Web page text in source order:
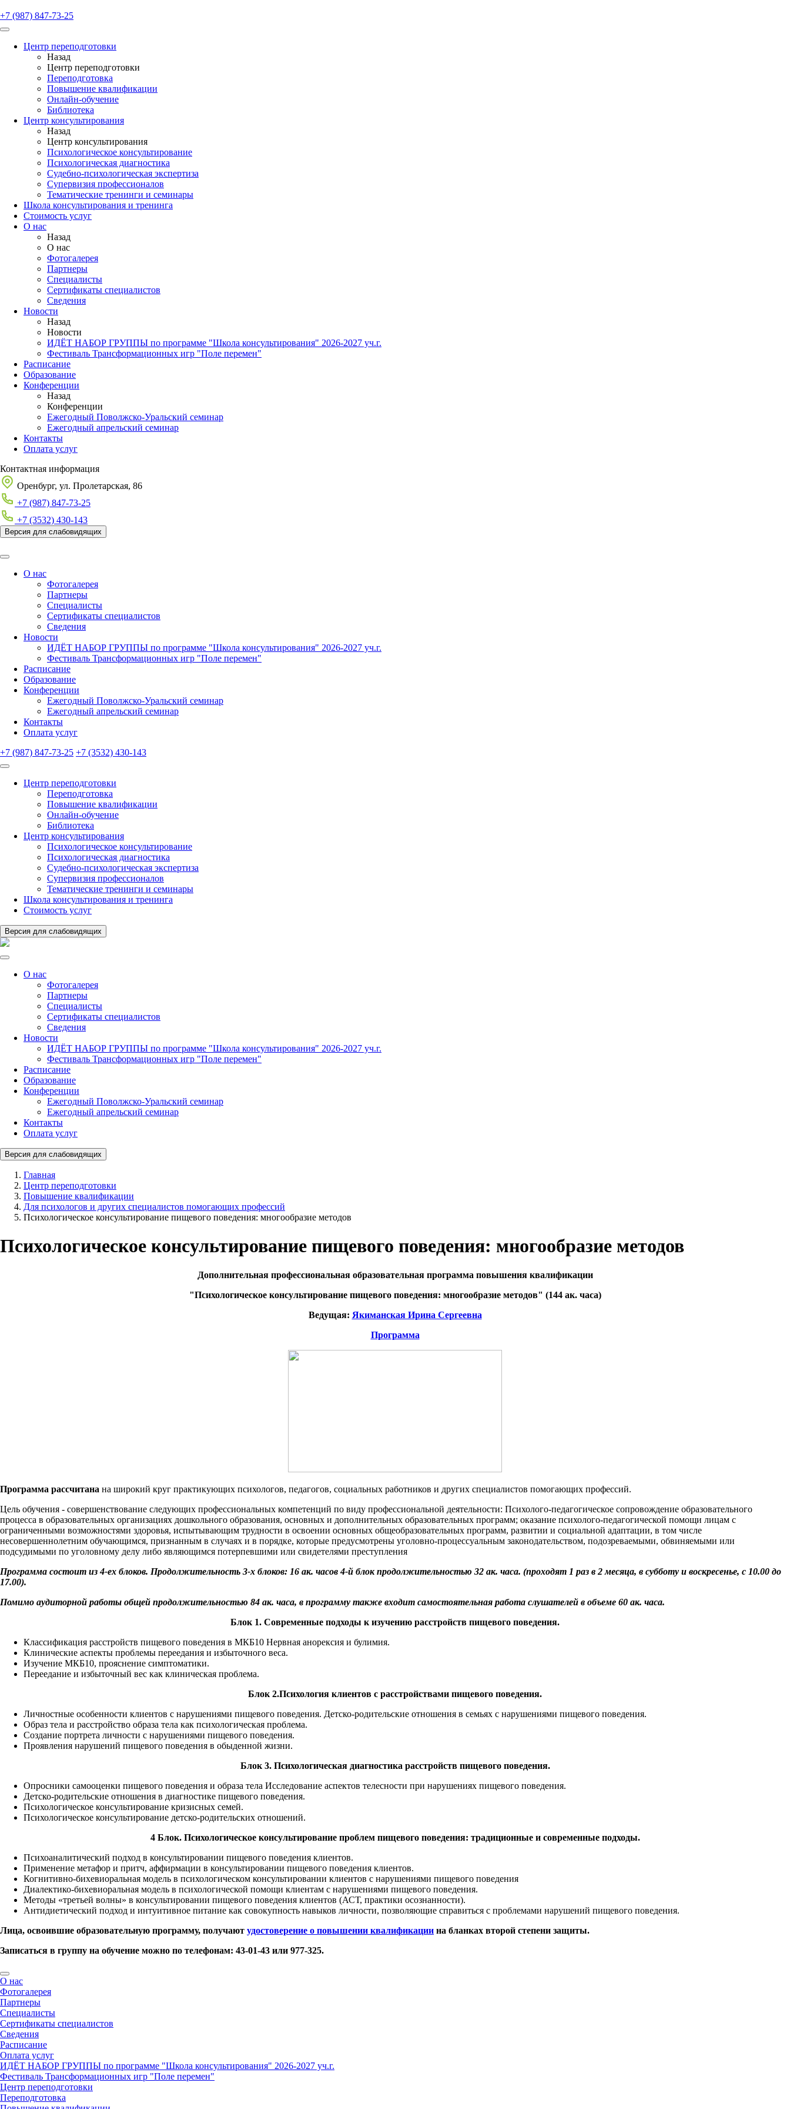
+7 (987) 847-73-25
Центр переподготовки
Назад
Центр переподготовки
Переподготовка
Повышение квалификации
Онлайн-обучение
Библиотека
Центр консультирования
Назад
Центр консультирования
Психологическое консультирование
Психологическая диагностика
Судебно-психологическая экспертиза
Супервизия профессионалов
Тематические тренинги и семинары
Школа консультирования и тренинга
Стоимость услуг
О нас
Назад
О нас
Фотогалерея
Партнеры
Специалисты
Сертификаты специалистов
Сведения
Новости
Назад
Новости
ИДЁТ НАБОР ГРУППЫ по программе "Школа консультирования" 2026-2027 уч.г.
Фестиваль Трансформационных игр "Поле перемен"
Расписание
Образование
Конференции
Назад
Конференции
Ежегодный Поволжско-Уральский семинар
Ежегодный апрельский семинар
Контакты
Оплата услуг
Контактная информация
Оренбург, ул. Пролетарская, 86
+7 (987) 847-73-25
+7 (3532) 430-143
Версия для слабовидящих
О нас
Фотогалерея
Партнеры
Специалисты
Сертификаты специалистов
Сведения
Новости
ИДЁТ НАБОР ГРУППЫ по программе "Школа консультирования" 2026-2027 уч.г.
Фестиваль Трансформационных игр "Поле перемен"
Расписание
Образование
Конференции
Ежегодный Поволжско-Уральский семинар
Ежегодный апрельский семинар
Контакты
Оплата услуг
+7 (987) 847-73-25 +7 (3532) 430-143
Центр переподготовки
Переподготовка
Повышение квалификации
Онлайн-обучение
Библиотека
Центр консультирования
Психологическое консультирование
Психологическая диагностика
Судебно-психологическая экспертиза
Супервизия профессионалов
Тематические тренинги и семинары
Школа консультирования и тренинга
Стоимость услуг
Версия для слабовидящих
О нас
Фотогалерея
Партнеры
Специалисты
Сертификаты специалистов
Сведения
Новости
ИДЁТ НАБОР ГРУППЫ по программе "Школа консультирования" 2026-2027 уч.г.
Фестиваль Трансформационных игр "Поле перемен"
Расписание
Образование
Конференции
Ежегодный Поволжско-Уральский семинар
Ежегодный апрельский семинар
Контакты
Оплата услуг
Версия для слабовидящих
Главная
Центр переподготовки
Повышение квалификации
Для психологов и других специалистов помогающих профессий
Психологическое консультирование пищевого поведения: многообразие методов
Психологическое консультирование пищевого поведения: многообразие методов
Дополнительная профессиональная образовательная программа повышения квалификации
"Психологическое консультирование пищевого поведения: многообразие методов" (144 ак. часа)
Ведущая: Якиманская Ирина Сергеевна
Программа
Программа рассчитана на широкий круг практикующих психологов, педагогов, социальных работников и других специалистов помогающих профессий.
Цель обучения - совершенствование следующих профессиональных компетенций по виду профессиональной деятельности: Психолого-педагогическое сопровождение образовательного
процесса в образовательных организациях дошкольного образования, основных и дополнительных образовательных программ; оказание психолого-педагогической помощи лицам с
ограниченными возможностями здоровья, испытывающим трудности в освоении основных общеобразовательных программ, развитии и социальной адаптации, в том числе
несовершеннолетним обучающимся, признанным в случаях и в порядке, которые предусмотрены уголовно-процессуальным законодательством, подозреваемыми, обвиняемыми или
подсудимыми по уголовному делу либо являющимся потерпевшими или свидетелями преступления
Программа состоит из 4-ех блоков. Продолжительность 3-х блоков: 16 ак. часов 4-й блок продолжительностью 32 ак. часа. (проходят 1 раз в 2 месяца, в субботу и воскресенье, с 10.00 до
17.00).
Помимо аудиторной работы общей продолжительностью 84 ак. часа, в программу также входит самостоятельная работа слушателей в объеме 60 ак. часа.
Блок 1. Современные подходы к изучению расстройств пищевого поведения.
Классификация расстройств пищевого поведения в МКБ10 Нервная анорексия и булимия.
Клинические аспекты проблемы переедания и избыточного веса.
Изучение МКБ10, прояснение симптоматики.
Переедание и избыточный вес как клиническая проблема.
Блок 2.Психология клиентов с расстройствами пищевого поведения.
Личностные особенности клиентов с нарушениями пищевого поведения. Детско-родительские отношения в семьях с нарушениями пищевого поведения.
Образ тела и расстройство образа тела как психологическая проблема.
Создание портрета личности с нарушениями пищевого поведения.
Проявления нарушений пищевого поведения в обыденной жизни.
Блок 3. Психологическая диагностика расстройств пищевого поведения.
Опросники самооценки пищевого поведения и образа тела Исследование аспектов телесности при нарушениях пищевого поведения.
Детско-родительские отношения в диагностике пищевого поведения.
Психологическое консультирование кризисных семей.
Психологическое консультирование детско-родительских отношений.
4 Блок. Психологическое консультирование проблем пищевого поведения: традиционные и современные подходы.
Психоаналитический подход в консультировании пищевого поведения клиентов.
Применение метафор и притч, аффирмации в консультировании пищевого поведения клиентов.
Когнитивно-бихевиоральная модель в психологическом консультировании клиентов с нарушениями пищевого поведения
Диалектико-бихевиоральная модель в психологической помощи клиентам с нарушениями пищевого поведения.
Методы «третьей волны» в консультировании пищевого поведения клиентов (АСТ, практики осознанности).
Антидиетический подход и интуитивное питание как совокупность навыков личности, позволяющие справиться с проблемами нарушений пищевого поведения.
Лица, освоившие образовательную программу, получают удостоверение о повышении квалификации на бланках второй степени защиты.
Записаться в группу на обучение можно по телефонам: 43-01-43 или 977-325.
О нас
Фотогалерея
Партнеры
Специалисты
Сертификаты специалистов
Сведения
Расписание
Оплата услуг
ИДЁТ НАБОР ГРУППЫ по программе "Школа консультирования" 2026-2027 уч.г.
Фестиваль Трансформационных игр "Поле перемен"
Центр переподготовки
Переподготовка